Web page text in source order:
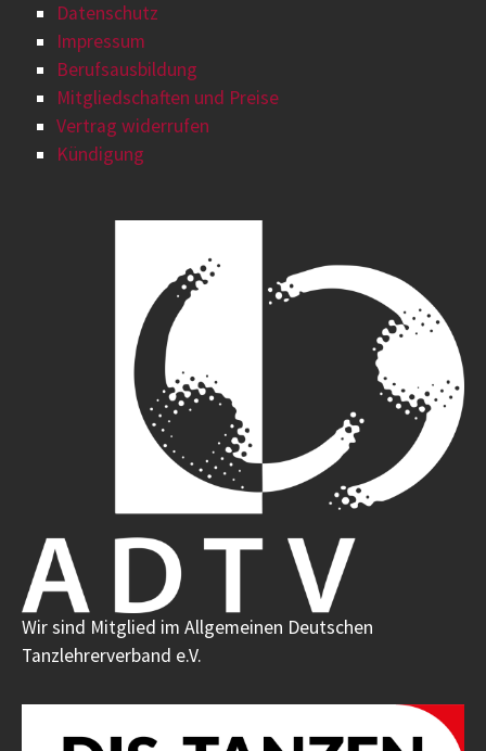
Datenschutz
Impressum
Berufsausbildung
Mitgliedschaften und Preise
Vertrag widerrufen
Kündigung
Wir sind Mitglied im Allgemeinen Deutschen
Tanzlehrerverband e.V.